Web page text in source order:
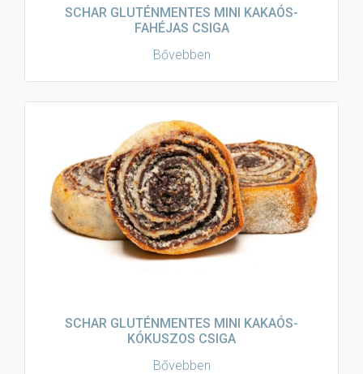
SCHAR GLUTÉNMENTES MINI KAKAÓS-
FAHÉJAS CSIGA
Bővebben
SCHAR GLUTÉNMENTES MINI KAKAÓS-
KÓKUSZOS CSIGA
Bővebben